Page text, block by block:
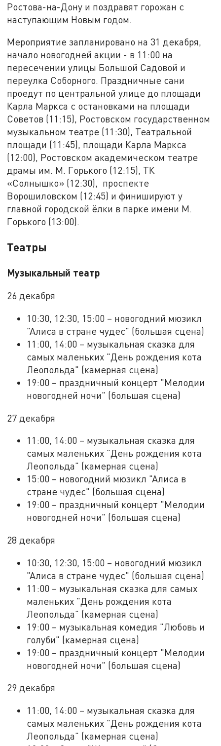
Ростова-на-Дону и поздравят горожан с
наступающим Новым годом.
Мероприятие запланировано на 31 декабря,
начало новогодней акции - в 11:00 на
пересечении улицы Большой Садовой и
переулка Соборного. Праздничные сани
проедут по центральной улице до площади
Карла Маркса с остановками на площади
Советов (11:15), Ростовском государственном
музыкальном театре (11:30), Театральной
площади (11:45), площади Карла Маркса
(12:00), Ростовском академическом театре
драмы им. М. Горького (12:15), ТК
«Солнышко» (12:30), проспекте
Ворошиловском (12:45) и финишируют у
главной городской ёлки в парке имени М.
Горького (13:00).
Театры
Музыкальный театр
26 декабря
10:30, 12:30, 15:00 – новогодний мюзикл
"Алиса в стране чудес" (большая сцена)
11:00, 14:00 – музыкальная сказка для
самых маленьких "День рождения кота
Леопольда" (камерная сцена)
19:00 – праздничный концерт "Мелодии
новогодней ночи" (большая сцена)
27 декабря
11:00, 14:00 – музыкальная сказка для
самых маленьких "День рождения кота
Леопольда" (камерная сцена)
15:00 – новогодний мюзикл "Алиса в
стране чудес" (большая сцена)
19:00 – праздничный концерт "Мелодии
новогодней ночи" (большая сцена)
28 декабря
10:30, 12:30, 15:00 – новогодний мюзикл
"Алиса в стране чудес" (большая сцена)
11:00 – музыкальная сказка для самых
маленьких "День рождения кота
Леопольда" (камерная сцена)
19:00 – музыкальная комедия "Любовь и
голуби" (камерная сцена)
19:00 – праздничный концерт "Мелодии
новогодней ночи" (большая сцена)
29 декабря
11:00, 14:00 – музыкальная сказка для
самых маленьких "День рождения кота
Леопольда" (камерная сцена)